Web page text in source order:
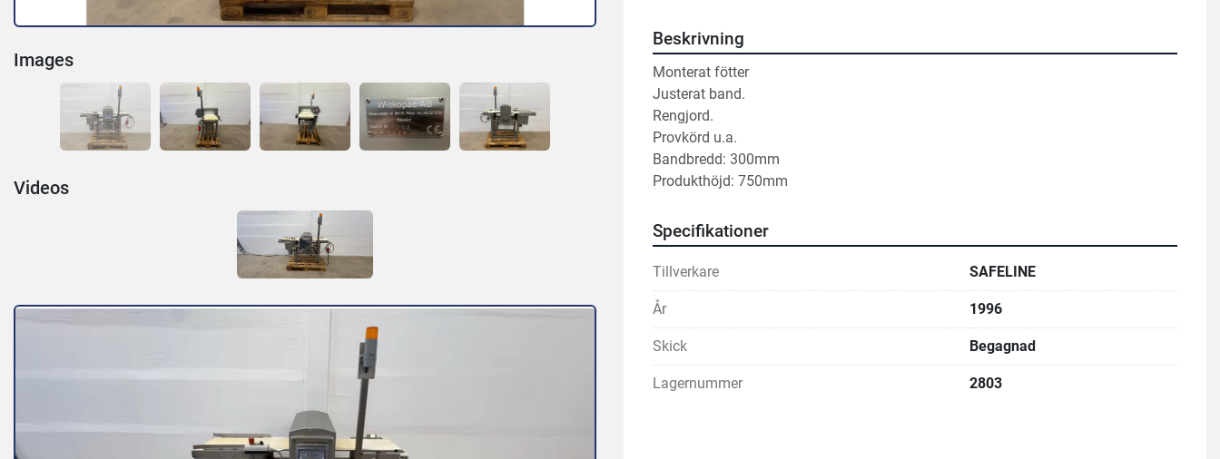
Images
Videos
Beskrivning
Monterat fötter
Justerat band.
Rengjord.
Provkörd u.a.
Bandbredd: 300mm
Produkthöjd: 750mm
Specifikationer
Tillverkare SAFELINE
År 1996
Skick Begagnad
Lagernummer 2803